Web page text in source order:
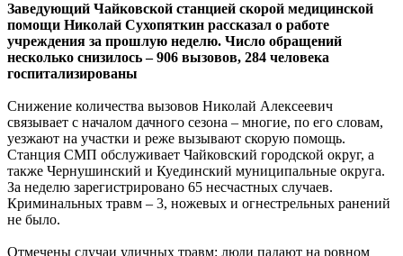
Заведующий Чайковской станцией скорой медицинской
помощи Николай Сухопяткин рассказал о работе
учреждения за прошлую неделю. Число обращений
несколько снизилось – 906 вызовов, 284 человека
госпитализированы
Снижение количества вызовов Николай Алексеевич
связывает с началом дачного сезона – многие, по его словам,
уезжают на участки и реже вызывают скорую помощь.
Станция СМП обслуживает Чайковский городской округ, а
также Чернушинский и Куединский муниципальные округа.
За неделю зарегистрировано 65 несчастных случаев.
Криминальных травм – 3, ножевых и огнестрельных ранений
не было.
Отмечены случаи уличных травм: люди падают на ровном